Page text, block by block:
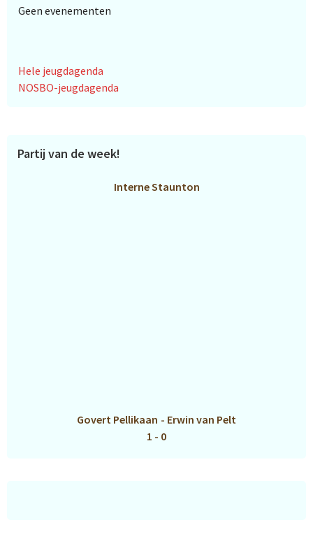
Geen evenementen
Hele jeugdagenda
NOSBO-jeugdagenda
Partij van de week!
Interne Staunton
Govert Pellikaan - Erwin van Pelt
1 - 0